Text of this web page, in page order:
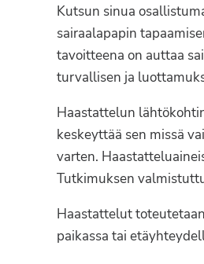
jäsenjärjestö.
Kutsun sinua
sairaalapapin
tavoitteena on auttaa
turvallisen ja
Haastattelun
keskeyttää sen missä
varten.
Tutkimuksen
Haastattelut
paikassa tai